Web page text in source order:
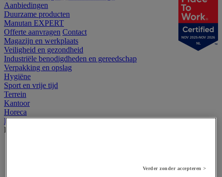
Aanbiedingen
Duurzame producten
Manutan EXPERT
Offerte aanvragen Contact
Magazijn en werkplaats
Veiligheid en gezondheid
Industriële benodigdheden en gereedschap
Verpakking en opslag
Hygiëne
Sport en vrije tijd
Terrein
Kantoor
Horeca
Buitenmeubilair
Bekijk de hele productgroep
NOV 2025-NOV 2026
NL
Verder zonder accepteren >